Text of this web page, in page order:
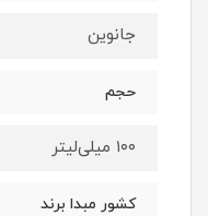
جانوین
حجم
۱۰۰ میلی‌لیتر
کشور مبدا برند